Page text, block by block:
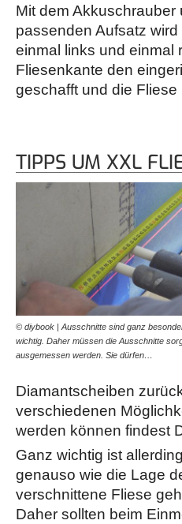
Mit dem Akkuschrauber
passenden Aufsatz
einmal links und einmal
Fliesenkante den
geschafft und die
TIPPS UM XXL
© diybook | Ausschnitte sind ganz
wichtig. Daher müssen die Ausschnitte
ausgemessen werden. Sie dürfen…
Diamantscheiben
verschiedenen
werden können findest
Ganz wichtig ist
genauso wie die Lage
verschnittene Fliese
Daher sollten beim